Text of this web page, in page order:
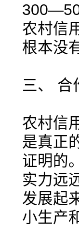
农村信
根本没
三、 合
农村信
是真正
证明的
实力远
发展起
小生产